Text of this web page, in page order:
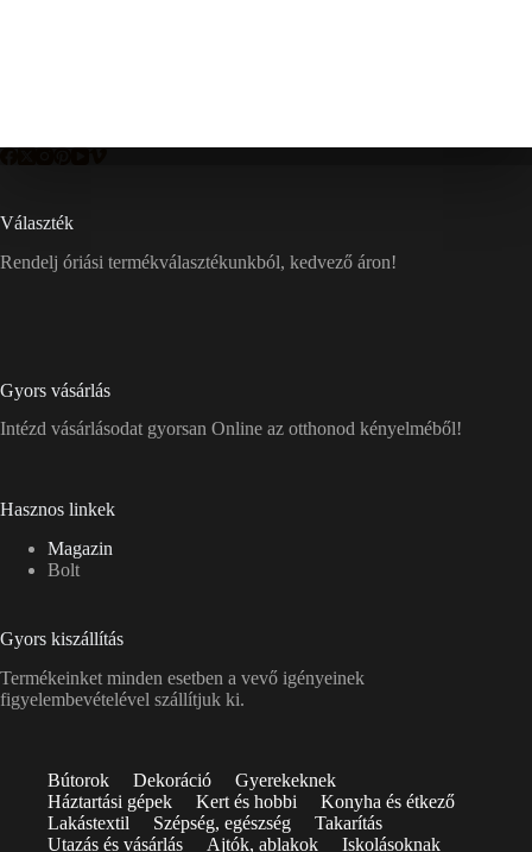
Választék
Rendelj óriási termékválasztékunkból, kedvező áron!
Gyors vásárlás
Intézd vásárlásodat gyorsan Online az otthonod kényelméből!
Hasznos linkek
Magazin
Bolt
Gyors kiszállítás
Termékeinket minden esetben a vevő igényeinek
figyelembevételével szállítjuk ki.
Bútorok Dekoráció
Gyerekeknek
Háztartási gépek
Kert és hobbi
Konyha és étkező
Lakástextil
Szépség, egészség
Takarítás
Utazás és vásárlás
Ajtók, ablakok Iskolásoknak